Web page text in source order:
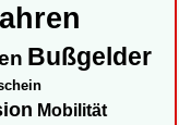
Bußgelder
Mobilität